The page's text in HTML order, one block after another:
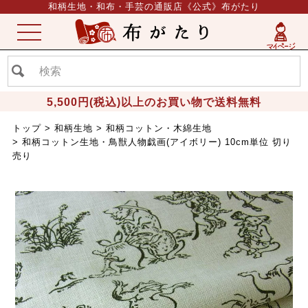
和柄生地・和布・手芸の通販店《公式》布がたり
5,500円(税込)以上のお買い物で送料無料
ME
NU
トップ 和柄生地
和柄コットン・木綿生地
和柄コットン生地・鳥獣人物戯画(アイボリー) 10cm単位 切り
売り